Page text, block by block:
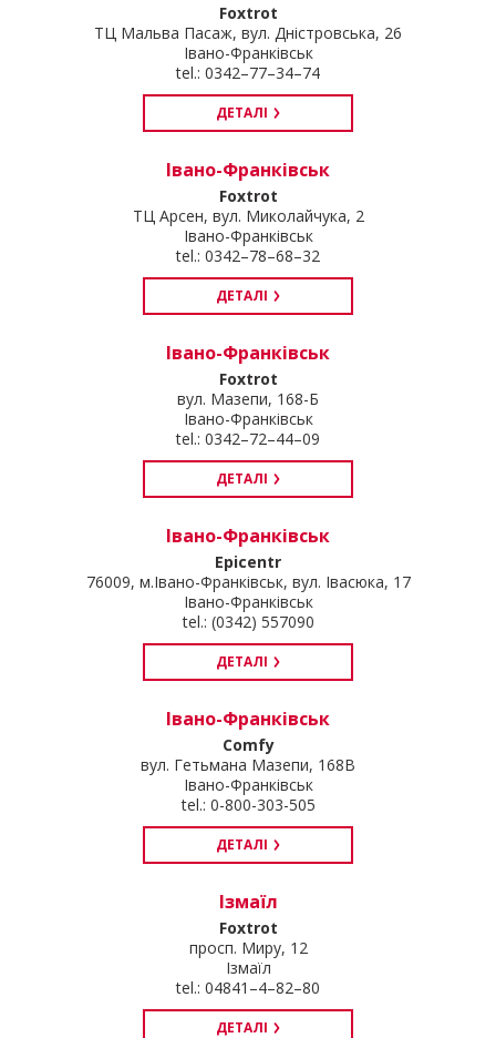
Foxtrot
ТЦ Мальва Пасаж, вул. Дністровська, 26
Івано-Франківськ
tel.: 0342–77–34–74
ДЕТАЛІ
Івано-Франківськ
Foxtrot
ТЦ Арсен, вул. Миколайчука, 2
Івано-Франківськ
tel.: 0342–78–68–32
ДЕТАЛІ
Івано-Франківськ
Foxtrot
вул. Мазепи, 168-Б
Івано-Франківськ
tel.: 0342–72–44–09
ДЕТАЛІ
Івано-Франківськ
Epicentr
76009, м.Івано-Франківськ, вул. Івасюка, 17
Івано-Франківськ
tel.: (0342) 557090
ДЕТАЛІ
Івано-Франківськ
Comfy
вул. Гетьмана Мазепи, 168В
Івано-Франківськ
tel.: 0-800-303-505
ДЕТАЛІ
Ізмаїл
Foxtrot
просп. Миру, 12
Ізмаїл
tel.: 04841–4–82–80
ДЕТАЛІ